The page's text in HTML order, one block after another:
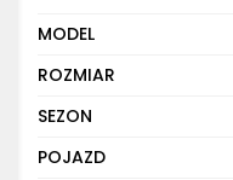
MODEL
ROZMIAR
SEZON
POJAZD